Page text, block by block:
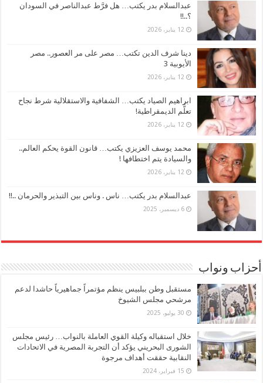
عبدالسلام بدر يكتب… هل فرَّط عبدالناصر في السودان
؟..!!
12 يناير، 2026
دينا شرف الدين تكتب… مصر على مر العصور.. مصر
الأيوبية 3
12 يناير، 2026
ابراهيم الصياد يكتب… الشفافية والاستقلالية شرط نجاح
تعلُّم الديمقراطية!
12 يناير، 2026
محمد يوسف العزيزي يكتب… قانون القوة يحكم العالم..
والسيادة يتم اختطافها !
12 يناير، 2026
عبدالسلام بدر يكتب… ناس . وناس بين التبذير والحرمان ..!!
6 ديسمبر، 2025
أحزاب ونواب
مستقبل وطن ببلبيس ينظم مؤتمراً جماهيرياً حاشدا لدعم
مرشحي مجلس الشيوخ
30 يوليو، 2025
خلال استقباله وكيلة القوي العاملة بالنواب… رئيس مجلس
الشورى البحريني يؤكد أن التجربة المصرية في الاتحادات
النقابية حققت أهداف مرجوة
15 فبراير، 2024